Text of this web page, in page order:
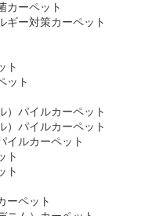
カーペット
ギー対策カーペット
ト
ット
）パイルカーペット
）パイルカーペット
イルカーペット
ト
ト
ーペット